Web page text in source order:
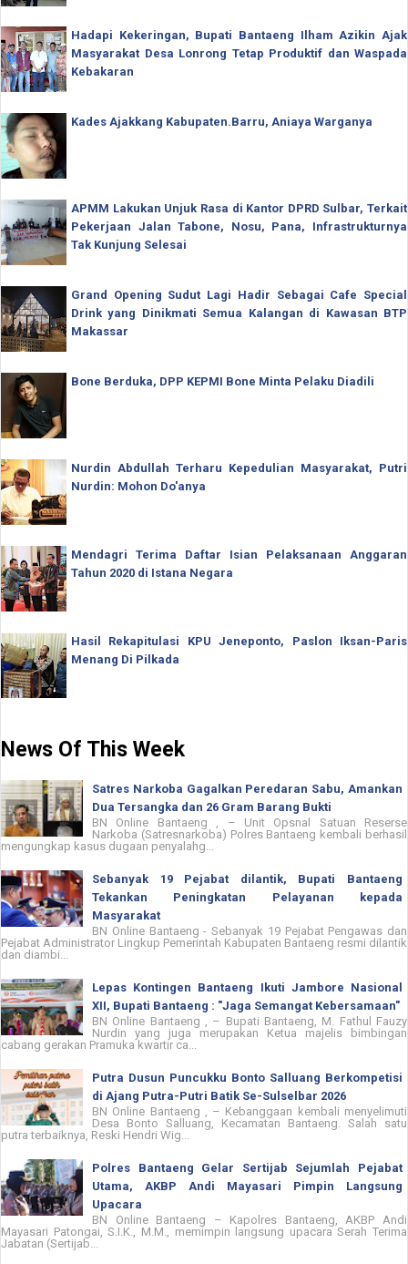
Hadapi Kekeringan, Bupati Bantaeng Ilham Azikin Ajak
Masyarakat Desa Lonrong Tetap Produktif dan Waspada
Kebakaran
Kades Ajakkang Kabupaten.Barru, Aniaya Warganya
APMM Lakukan Unjuk Rasa di Kantor DPRD Sulbar, Terkait
Pekerjaan Jalan Tabone, Nosu, Pana, Infrastrukturnya
Tak Kunjung Selesai
Grand Opening Sudut Lagi Hadir Sebagai Cafe Special
Drink yang Dinikmati Semua Kalangan di Kawasan BTP
Makassar
Bone Berduka, DPP KEPMI Bone Minta Pelaku Diadili
Nurdin Abdullah Terharu Kepedulian Masyarakat, Putri
Nurdin: Mohon Do'anya
Mendagri Terima Daftar Isian Pelaksanaan Anggaran
Tahun 2020 di Istana Negara
Hasil Rekapitulasi KPU Jeneponto, Paslon Iksan-Paris
Menang Di Pilkada
News Of This Week
Satres Narkoba Gagalkan Peredaran Sabu, Amankan
Dua Tersangka dan 26 Gram Barang Bukti
BN Online Bantaeng , – Unit Opsnal Satuan Reserse
Narkoba (Satresnarkoba) Polres Bantaeng kembali berhasil
mengungkap kasus dugaan penyalahg...
Sebanyak 19 Pejabat dilantik, Bupati Bantaeng
Tekankan Peningkatan Pelayanan kepada
Masyarakat
BN Online Bantaeng - Sebanyak 19 Pejabat Pengawas dan
Pejabat Administrator Lingkup Pemerintah Kabupaten Bantaeng resmi dilantik
dan diambi...
Lepas Kontingen Bantaeng Ikuti Jambore Nasional
XII, Bupati Bantaeng : "Jaga Semangat Kebersamaan"
BN Online Bantaeng , – Bupati Bantaeng, M. Fathul Fauzy
Nurdin yang juga merupakan Ketua majelis bimbingan
cabang gerakan Pramuka kwartir ca...
Putra Dusun Puncukku Bonto Salluang Berkompetisi
di Ajang Putra-Putri Batik Se-Sulselbar 2026
BN Online Bantaeng , – Kebanggaan kembali menyelimuti
Desa Bonto Salluang, Kecamatan Bantaeng. Salah satu
putra terbaiknya, Reski Hendri Wig...
Polres Bantaeng Gelar Sertijab Sejumlah Pejabat
Utama, AKBP Andi Mayasari Pimpin Langsung
Upacara
BN Online Bantaeng – Kapolres Bantaeng, AKBP Andi
Mayasari Patongai, S.I.K., M.M., memimpin langsung upacara Serah Terima
Jabatan (Sertijab...